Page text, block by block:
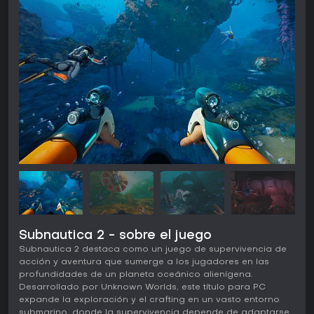
Subnautica 2 - sobre el juego
Subnautica 2 destaca como un juego de supervivencia de
acción y aventura que sumerge a los jugadores en las
profundidades de un planeta oceánico alienígena.
Desarrollado por Unknown Worlds, este título para PC
expande la exploración y el crafting en un vasto entorno